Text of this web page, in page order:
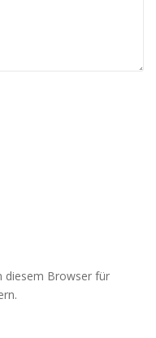
diesem Browser für